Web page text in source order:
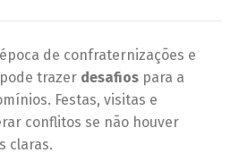
de confraternizações e
trazer desafios para a
Festas, visitas e
conflitos se não houver
claras.